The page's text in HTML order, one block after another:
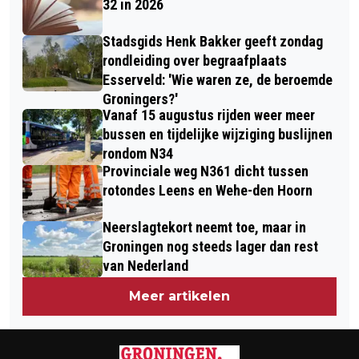
ÉÉN
32 in 2026
Stadsgids Henk Bakker geeft zondag
rondleiding over begraafplaats
Esserveld: 'Wie waren ze, de beroemde
Groningers?'
Vanaf 15 augustus rijden weer meer
bussen en tijdelijke wijziging buslijnen
rondom N34
Provinciale weg N361 dicht tussen
rotondes Leens en Wehe-den Hoorn
Neerslagtekort neemt toe, maar in
Groningen nog steeds lager dan rest
van Nederland
Meer artikelen